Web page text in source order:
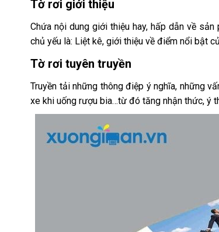
Tờ rơi giới thiệu
Chứa nội dung giới thiệu hay, hấp dẫn về
chủ yếu là: Liệt kê, giới thiệu về điểm nổi bật
Tờ rơi tuyên truyền
Truyền tải những thông điệp ý nghĩa, những
xe khi uống rượu bia…từ đó tăng nhận thức, ý